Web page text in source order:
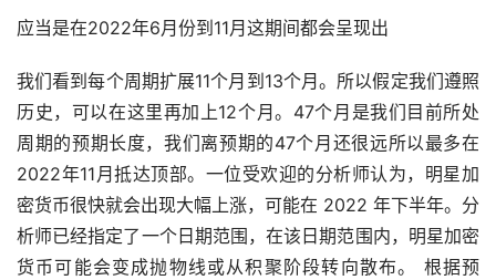
应当是在2022年6月份到11月这期间都会呈现出
我们看到每个周期扩展11个月到13个月。所以假定我们遵照
历史，可以在这里再加上12个月。47个月是我们目前所处
周期的预期长度，我们离预期的47个月还很远所以最多在
2022年11月抵达顶部。一位受欢迎的分析师认为，明星加
密货币很快就会出现大幅上涨，可能在 2022 年下半年。分
析师已经指定了一个日期范围，在该日期范围内，明星加密
货币可能会变成抛物线或从积聚阶段转向散布。 根据预